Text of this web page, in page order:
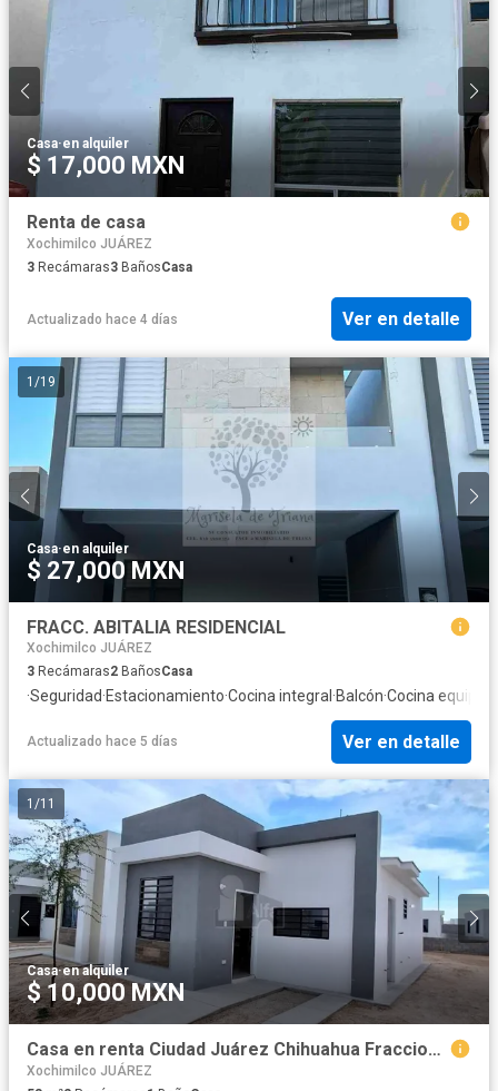
Casa·en alquiler
$ 17,000 MXN
Renta de casa
Xochimilco JUÁREZ
3 Recámaras3 BañosCasa
Actualizado hace 4 días Ver en detalle
1 /19
Casa·en alquiler
$ 27,000 MXN
FRACC. ABITALIA RESIDENCIAL
Xochimilco JUÁREZ
3 Recámaras2 BañosCasa
·Seguridad·Estacionamiento·Cocina integral ·Balcón·Cocina
Actualizado hace 5 días Ver en detalle
1 /11
Casa·en alquiler
$ 10,000 MXN
Casa en renta Ciudad Juárez Chihuahua Fraccionamiento Vilanova Residencial.
Xochimilco JUÁREZ